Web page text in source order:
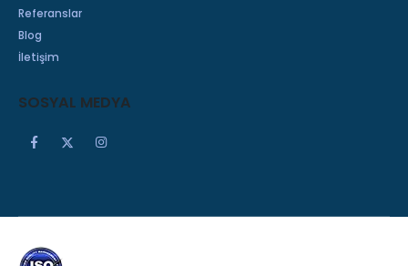
Referanslar
Blog
İletişim
SOSYAL MEDYA